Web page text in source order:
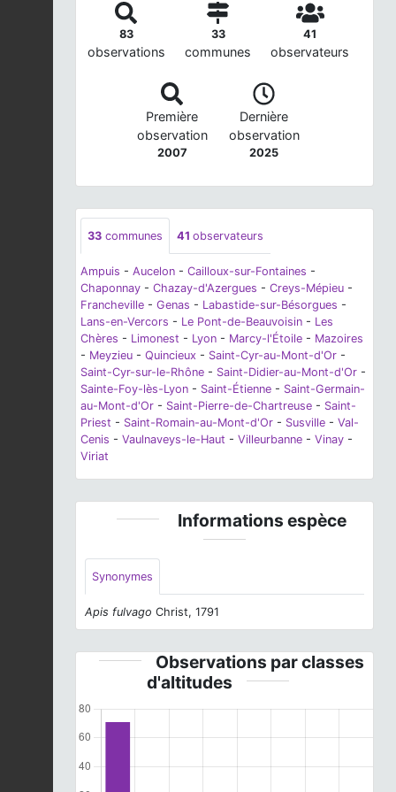
83
observations
33
communes
41
observateurs
Première
observation
2007
Dernière
observation
2025
33 communes 41 observateurs
Ampuis - Aucelon - Cailloux-sur-Fontaines -
Chaponnay - Chazay-d'Azergues - Creys-Mépieu -
Francheville - Genas - Labastide-sur-Bésorgues -
Lans-en-Vercors - Le Pont-de-Beauvoisin - Les
Chères - Limonest - Lyon - Marcy-l'Étoile - Mazoires
- Meyzieu - Quincieux - Saint-Cyr-au-Mont-d'Or -
Saint-Cyr-sur-le-Rhône - Saint-Didier-au-Mont-d'Or -
Sainte-Foy-lès-Lyon - Saint-Étienne - Saint-Germain-
au-Mont-d'Or - Saint-Pierre-de-Chartreuse - Saint-
Priest - Saint-Romain-au-Mont-d'Or - Susville - Val-
Cenis - Vaulnaveys-le-Haut - Villeurbanne - Vinay -
Viriat
Informations espèce
Synonymes
Apis fulvago Christ, 1791
Observations par classes
d'altitudes